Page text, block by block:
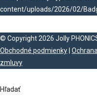
© Copyright 2026 Jolly
Obchodné podmienky|
zmluvy
Hľadať